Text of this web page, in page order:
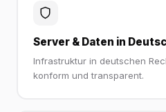
Server & Daten in
Infrastruktur in deutschen
konform und transparent.